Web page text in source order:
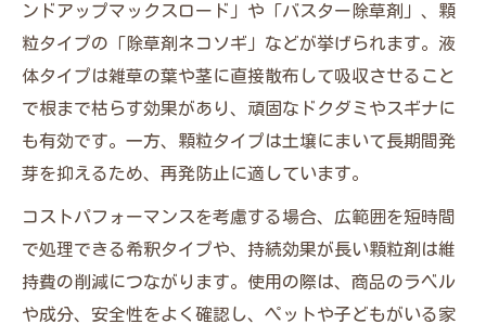
ンドアップマックスロード」や「バスター除草剤」、顆
粒タイプの「除草剤ネコソギ」などが挙げられます。液
体タイプは雑草の葉や茎に直接散布して吸収させること
で根まで枯らす効果があり、頑固なドクダミやスギナに
も有効です。一方、顆粒タイプは土壌にまいて長期間発
芽を抑えるため、再発防止に適しています。
コストパフォーマンスを考慮する場合、広範囲を短時間
で処理できる希釈タイプや、持続効果が長い顆粒剤は維
持費の削減につながります。使用の際は、商品のラベル
や成分、安全性をよく確認し、ペットや子どもがいる家